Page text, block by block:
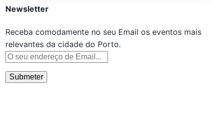
Newsletter
Receba comodamente no seu Email os eventos mais
relevantes da cidade do Porto.